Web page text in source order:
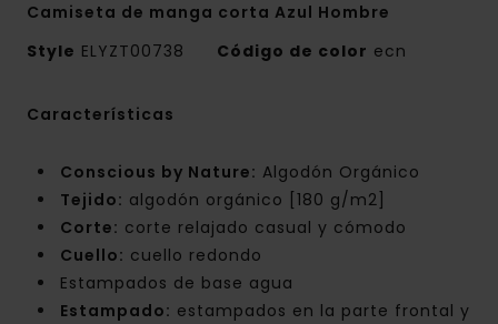
Camiseta de manga corta Azul Hombre
Style ELYZT00738 Código de color ecn
Características
Conscious by Nature: Algodón Orgánico
Tejido: algodón orgánico [180 g/m2]
Corte: corte relajado casual y cómodo
Cuello: cuello redondo
Estampados de base agua
Estampado: estampados en la parte frontal y